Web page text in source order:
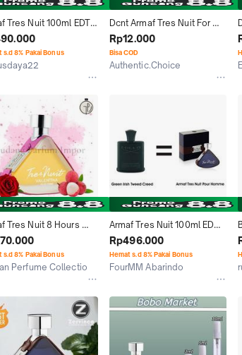
Tres Nuit 100ml EDT
(Creed Green Irish
Clone)
s.d 8% Pakai Bonus
Dcnt Armaf Tres Nuit For
Men
Rp12.000
Bisa COD
Authentic.Choice
Tres Nuit 8 Hours
for Women EDP
- Erbrian Perfume
s.d 8% Pakai Bonus
Perfume Collectio
Armaf Tres Nuit 100ml EDP
W1
Rp496.000
Hemat s.d 8% Pakai Bonus
FourMM Abarindo